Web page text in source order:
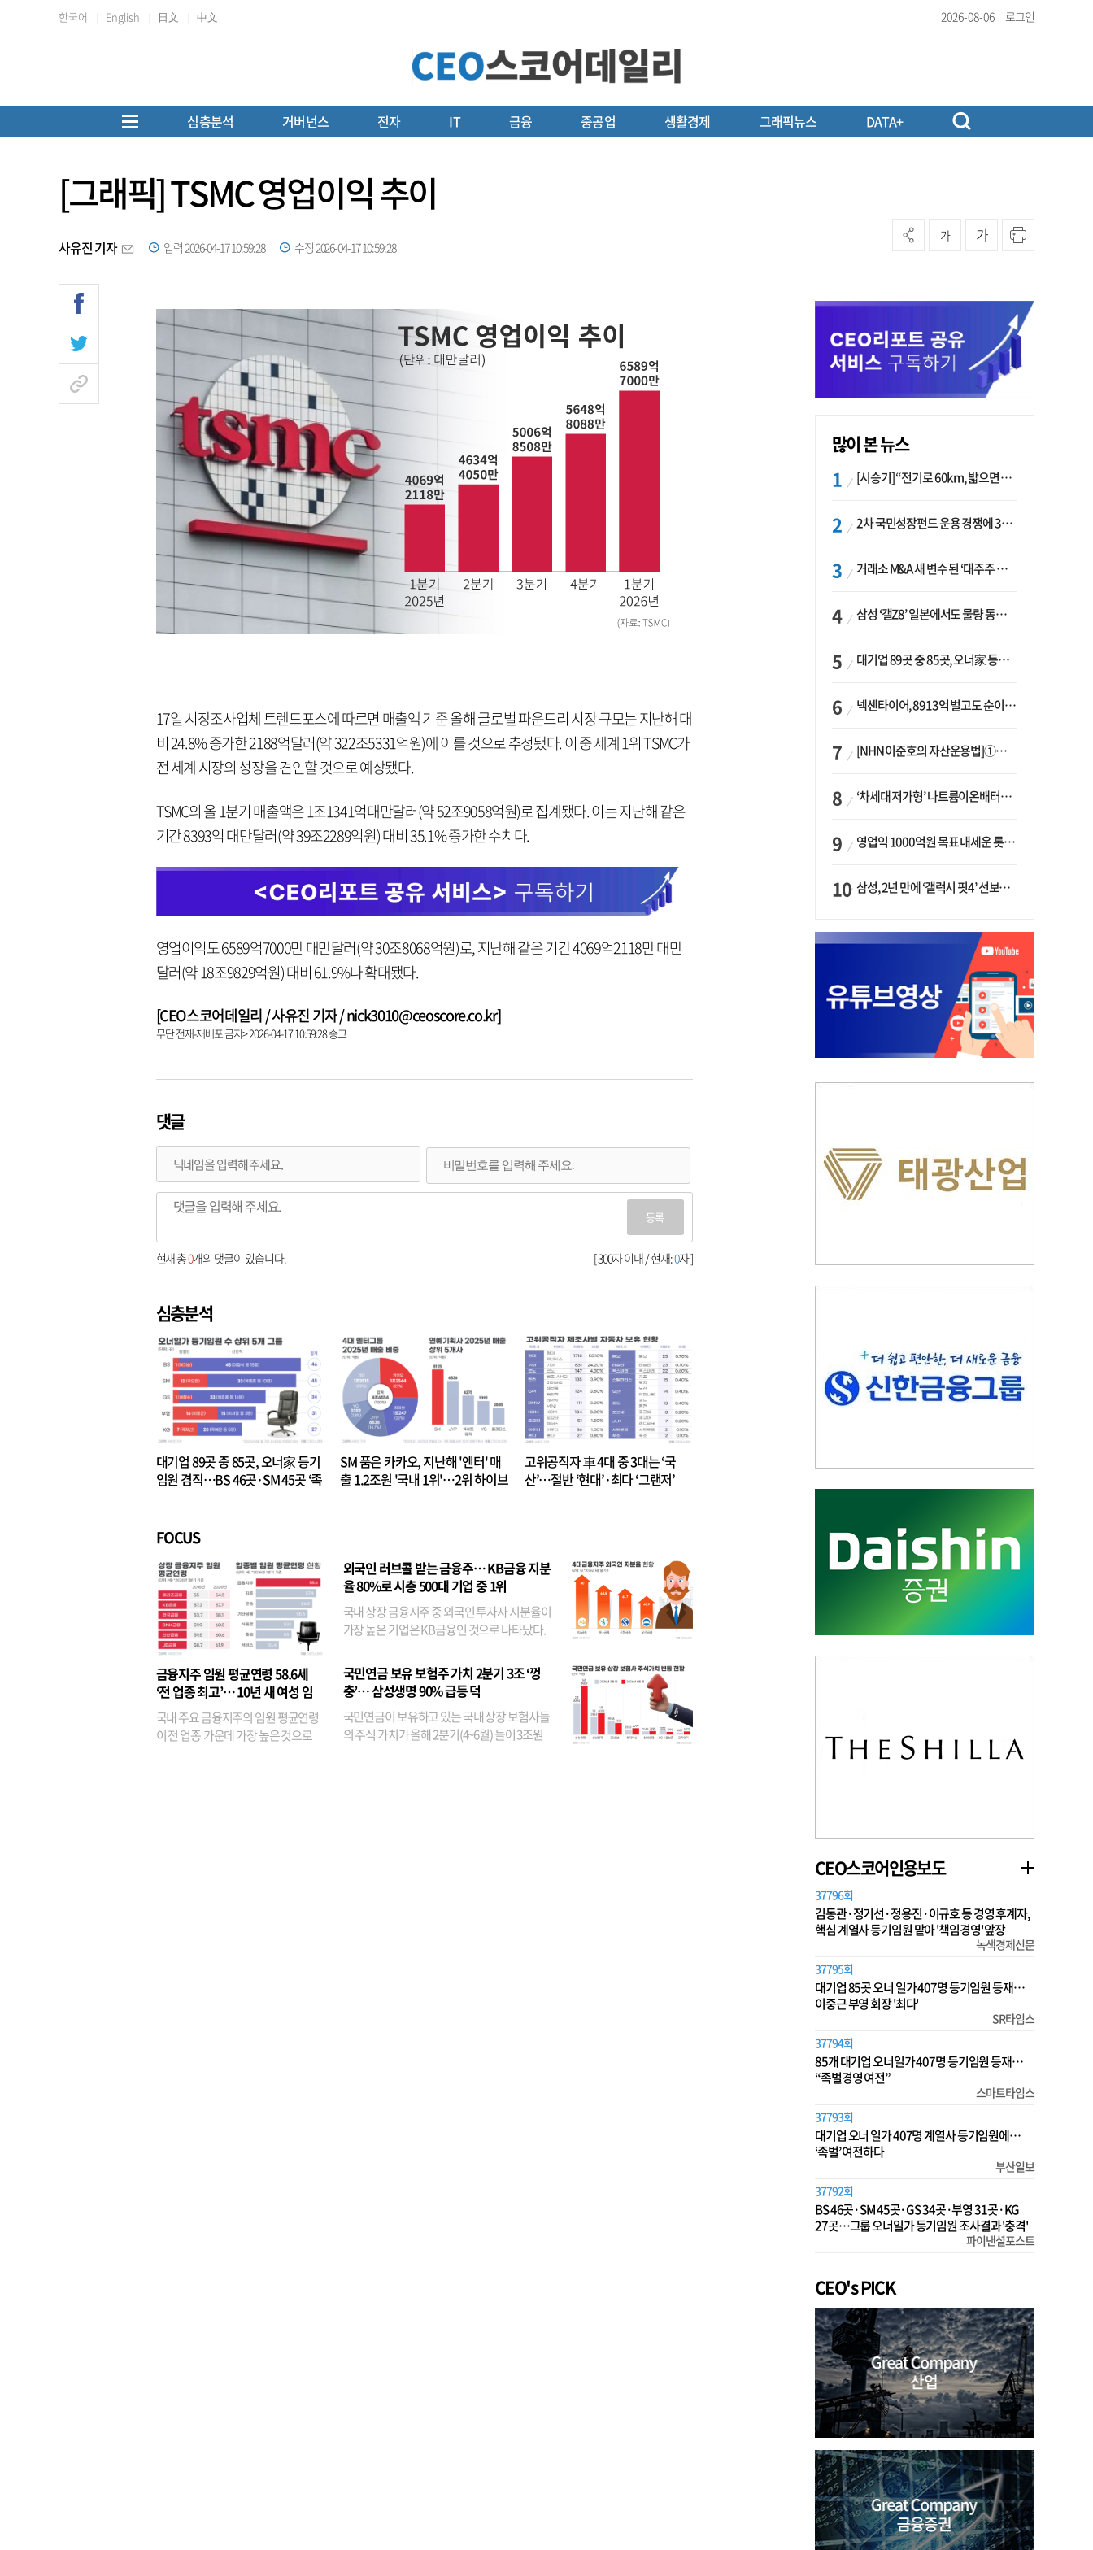
한국어 English 日文 中文 2026-08-06 로그인
심층분석 거버넌스 전자 IT 금융 중공업 생활경제 그래픽뉴스 DATA+
[그래픽] TSMC 영업이익 추이
사유진 기자 입력 2026-04-17 10:59:28 수정 2026-04-17 10:59:28
가 가
17일 시장조사업체 트렌드포스에 따르면 매출액 기준 올해 글로벌 파운드리 시장 규모는 지난해 대
비 24.8% 증가한 2188억달러(약 322조5331억원)에 이를 것으로 추정됐다. 이 중 세계 1위 TSMC가
전 세계 시장의 성장을 견인할 것으로 예상됐다.
TSMC의 올 1분기 매출액은 1조1341억대만달러(약 52조9058억원)로 집계됐다. 이는 지난해 같은
기간 8393억 대만달러(약 39조2289억원) 대비 35.1% 증가한 수치다.
영업이익도 6589억7000만 대만달러(약 30조8068억원)로, 지난해 같은 기간 4069억2118만 대만
달러(약 18조9829억원) 대비 61.9%나 확대됐다.
[CEO스코어데일리 / 사유진 기자 / nick3010@ceoscore.co.kr]
무단 전재-재배포 금지> 2026-04-17 10:59:28 송고
댓글
등록
[ 300자 이내 / 현재:0자 ]
현재 총0개의 댓글이 있습니다.
심층분석
대기업 89곳 중 85곳, 오너家 등기
임원 겸직…BS 46곳·SM 45곳 ‘족
SM 품은 카카오, 지난해 '엔터' 매
출 1.2조원 '국내 1위'…2위 하이브
고위공직자 車 4대 중 3대는 ‘국
산’…절반 ‘현대’·최다 ‘그랜저’
FOCUS
금융지주 임원 평균연령 58.6세
‘전 업종 최고’… 10년 새 여성 임
원은 14배 껑충
국내 주요 금융지주의 임원 평균연령
이 전 업종 가운데 가장 높은 것으로
외국인 러브콜 받는 금융주… KB금융 지분
율 80%로 시총 500대 기업 중 1위
국내 상장 금융지주 중 외국인 투자자 지분율이
가장 높은 기업은 KB금융인 것으로 나타났다.
융이었다. 특히 KB금융은 지난달 말 기준 해외
기관투자자 지분율이...
국민연금 보유 보험주 가치 2분기 3조 ‘껑
충’… 삼성생명 90% 급등 덕
국민연금이 보유하고 있는 국내 상장 보험사들
의 주식 가치가 올해 2분기(4~6월) 들어 3조원
많이 본 뉴스
[시승기] “전기로 60km, 밟으면 462마력”…볼보 XC60 T8의 두 얼굴
2차 국민성장펀드 운용 경쟁에 33개사 몰렸다…신한·하나 등 새 얼굴 대거 합류
거래소 M&A 새 변수 된 ‘대주주 심사’…네이버·두나무 결합도 영향권
삼성 ‘갤Z8’ 일본에서도 물량 동났다…애플 참전 앞두고 선두 수성 ‘시험대’
대기업 89곳 중 85곳, 오너家 등기임원 겸직…BS 46곳·SM 45곳 ‘족벌경영’ 고착화
넥센타이어, 8913억 벌고도 순이익 2억…유럽 세부담에 이익 증발
[NHN 이준호의 자산운용법]①이니시오·JLC ‘부동산’-JLC파트너스 ‘투자’…“부동산 담보대출로 투자재원 확보”
‘차세대 저가형’ 나트륨이온배터리 시대 오나…LG화학·에코프로, 상용화 속도낸다
영업익 1000억원 목표 내세운 롯데마트…하반기 ‘오카도’ 시험대
삼성, 2년 만에 ‘갤럭시 핏4’ 선보이나…웨어러블 생태계 확장 ‘시동’
CEO스코어인용보도
37796회
김동관·정기선·정용진·이규호 등 경영 후계자,
핵심 계열사 등기임원 맡아 '책임경영' 앞장
녹색경제신문
37795회
대기업 85곳 오너 일가 407명 등기임원 등재…
이중근 부영 회장 '최다'
SR타임스
37794회
85개 대기업 오너일가 407명 등기임원 등재…
“족벌경영 여전”
스마트타임스
37793회
대기업 오너 일가 407명 계열사 등기임원에…
‘족벌’ 여전하다
부산일보
37792회
BS 46곳·SM 45곳·GS 34곳·부영 31곳·KG
27곳…그룹 오너일가 등기임원 조사결과 '충격'
파이낸셜포스트
CEO's PICK